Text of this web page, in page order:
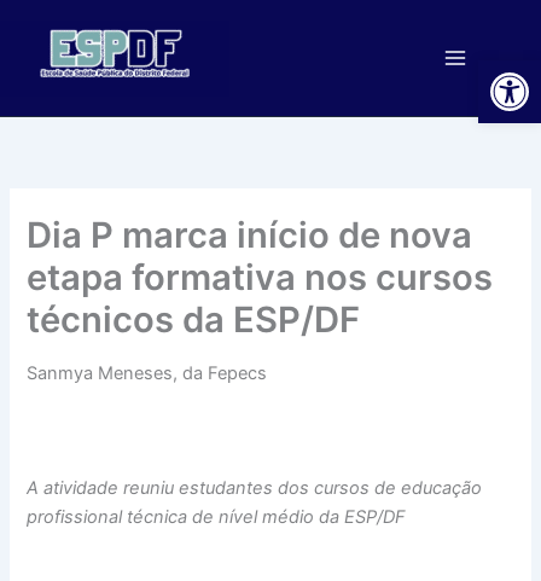
Dia P marca início de nova
etapa formativa nos cursos
técnicos da ESP/DF
Sanmya Meneses, da Fepecs
A atividade reuniu estudantes dos cursos de educação
profissional técnica de nível médio da ESP/DF